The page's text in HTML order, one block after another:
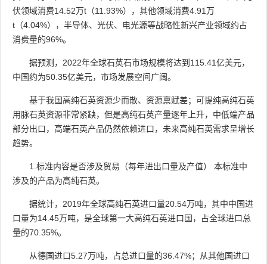
伏领域消费14.52万t（11.93%），其他领域消费4.91万
t（4.04%），半导体、光伏、电光源等战略性新兴产业领域约占
消费量的96%。
据预测，2022年全球石英石市场规模将达到115.41亿美元，
中国约为50.35亿美元，市场发展空间广阔。
基于我国高纯石英资源少而散、资源禀赋差；可提纯高纯石英
用脉石英资源非常紧缺，但是高纯石英产量逐年上升，中低端产品
部分出口，高端石英产品仍然依赖进口，未来高纯石英需求呈增长
趋势。
1.标准内容是否涉及贸易（每年进出口量及产值） 本标准中
涉及的产品为高纯石英。
据统计，2019年全球高纯石英进口量20.54万吨，其中中国进
口量为14.45万吨，是全球第一大高纯石英进口国，占全球进口总
量的70.35%。
从德国进口5.27万吨，占总进口量的36.47%；从其他国进口